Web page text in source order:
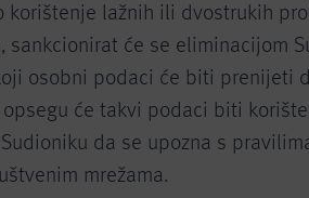
korištenje lažnih ili dvostrukih
sankcionirat će se eliminacijom
osobni podaci će biti prenijeti
će takvi podaci biti
da se upozna s
mrežama.